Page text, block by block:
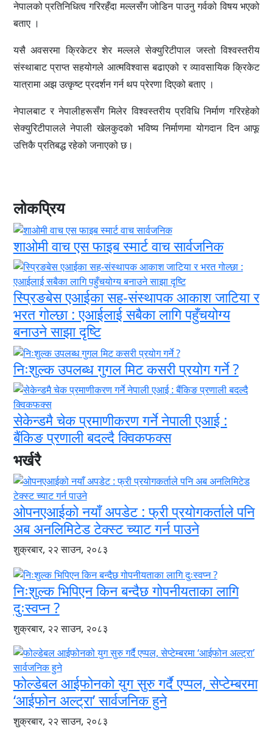
नेपालको प्रतिनिधित्व गरिरहँदा मल्लसँग जोडिन पाउनु गर्वको विषय भएको
बताए ।
यसै अवसरमा क्रिकेटर शेर मल्लले सेक्युरिटीपाल जस्तो विश्वस्तरीय
संस्थाबाट प्राप्त सहयोगले आत्मविश्वास बढाएको र व्यावसायिक क्रिकेट
यात्रामा अझ उत्कृष्ट प्रदर्शन गर्न थप प्रेरणा दिएको बताए ।
नेपालबाट र नेपालीहरूसँग मिलेर विश्वस्तरीय प्रविधि निर्माण गरिरहेको
सेक्युरिटीपालले नेपाली खेलकुदको भविष्य निर्माणमा योगदान दिन आफू
उत्तिकै प्रतिबद्ध रहेको जनाएको छ।
लोकप्रिय
शाओमी वाच एस फाइब स्मार्ट वाच सार्वजनिक
स्प्रिङबेस एआईका सह-संस्थापक आकाश जाटिया र
भरत गोल्छा : एआईलाई सबैका लागि पहुँचयोग्य
बनाउने साझा दृष्टि
निःशुल्क उपलब्ध गुगल मिट कसरी प्रयोग गर्ने ?
सेकेन्डमै चेक प्रमाणीकरण गर्ने नेपाली एआई :
बैंकिङ प्रणाली बदल्दै क्विकफक्स
भर्खरै
ओपनएआईको नयाँ अपडेट : फ्री प्रयोगकर्ताले पनि
अब अनलिमिटेड टेक्स्ट च्याट गर्न पाउने
शुक्रबार, २२ साउन, २०८३
निःशुल्क भिपिएन किन बन्दैछ गोपनीयताका लागि
दुःस्वप्न ?
शुक्रबार, २२ साउन, २०८३
फोल्डेबल आईफोनको युग सुरु गर्दै एप्पल, सेप्टेम्बरमा
‘आईफोन अल्ट्रा’ सार्वजनिक हुने
शुक्रबार, २२ साउन, २०८३